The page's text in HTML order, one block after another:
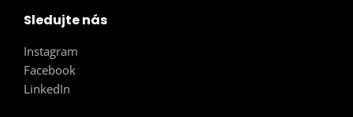
Sledujte nás
Instagram
Facebook
LinkedIn